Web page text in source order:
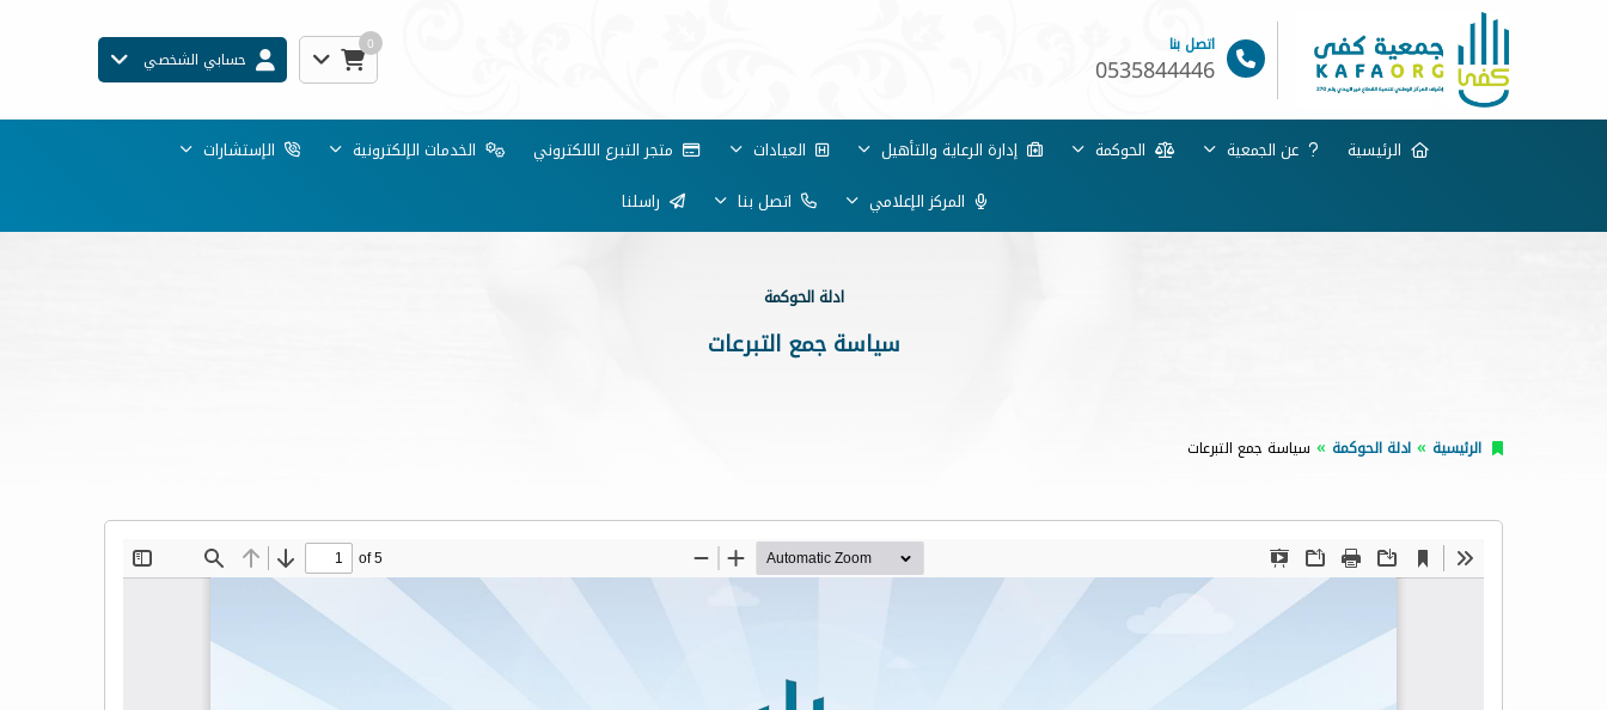
اتصل بنا
0535844446
0
حسابي الشخصي
الرئيسية عن الجمعية الحوكمة إدارة الرعاية والتأهيل العيادات متجر التبرع الالكتروني الخدمات الإلكترونية
الإستشارات
المركز الإعلامي
اتصل بنا راسلنا
ادلة الحوكمة
سياسة جمع التبرعات
الرئيسية ادلة الحوكمة سياسة جمع التبرعات